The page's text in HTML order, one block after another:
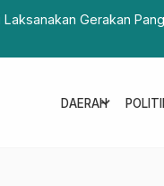
Gerakan
DAERAH
expand_more